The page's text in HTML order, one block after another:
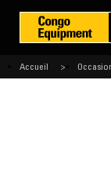
Accueil